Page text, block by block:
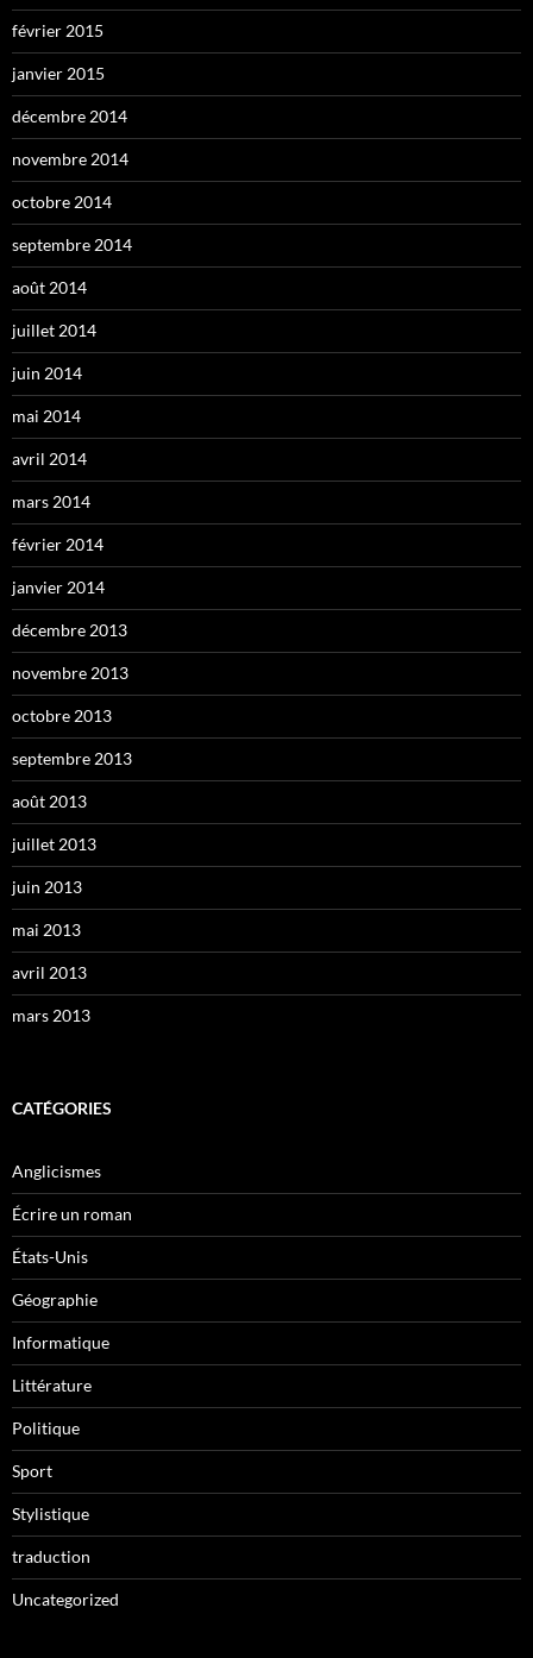
février 2015
janvier 2015
décembre 2014
novembre 2014
octobre 2014
septembre 2014
août 2014
juillet 2014
juin 2014
mai 2014
avril 2014
mars 2014
février 2014
janvier 2014
décembre 2013
novembre 2013
octobre 2013
septembre 2013
août 2013
juillet 2013
juin 2013
mai 2013
avril 2013
mars 2013
CATÉGORIES
Anglicismes
Écrire un roman
États-Unis
Géographie
Informatique
Littérature
Politique
Sport
Stylistique
traduction
Uncategorized